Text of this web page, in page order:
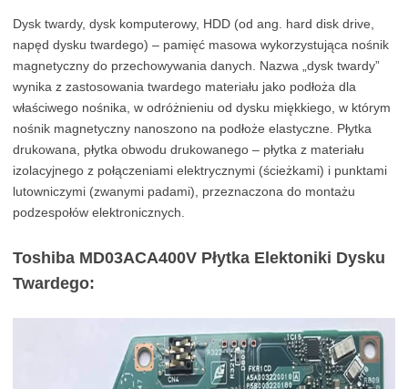
Dysk twardy, dysk komputerowy, HDD (od ang. hard disk drive,
napęd dysku twardego) – pamięć masowa wykorzystująca nośnik
magnetyczny do przechowywania danych. Nazwa „dysk twardy”
wynika z zastosowania twardego materiału jako podłoża dla
właściwego nośnika, w odróżnieniu od dysku miękkiego, w którym
nośnik magnetyczny nanoszono na podłoże elastyczne. Płytka
drukowana, płytka obwodu drukowanego – płytka z materiału
izolacyjnego z połączeniami elektrycznymi (ścieżkami) i punktami
lutowniczymi (zwanymi padami), przeznaczona do montażu
podzespołów elektronicznych.
Toshiba MD03ACA400V Płytka Elektoniki Dysku
Twardego: